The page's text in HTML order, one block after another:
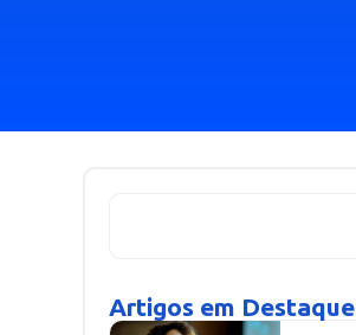
Artigos em Destaque